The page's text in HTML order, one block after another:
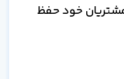
مشتریان خود حفظ